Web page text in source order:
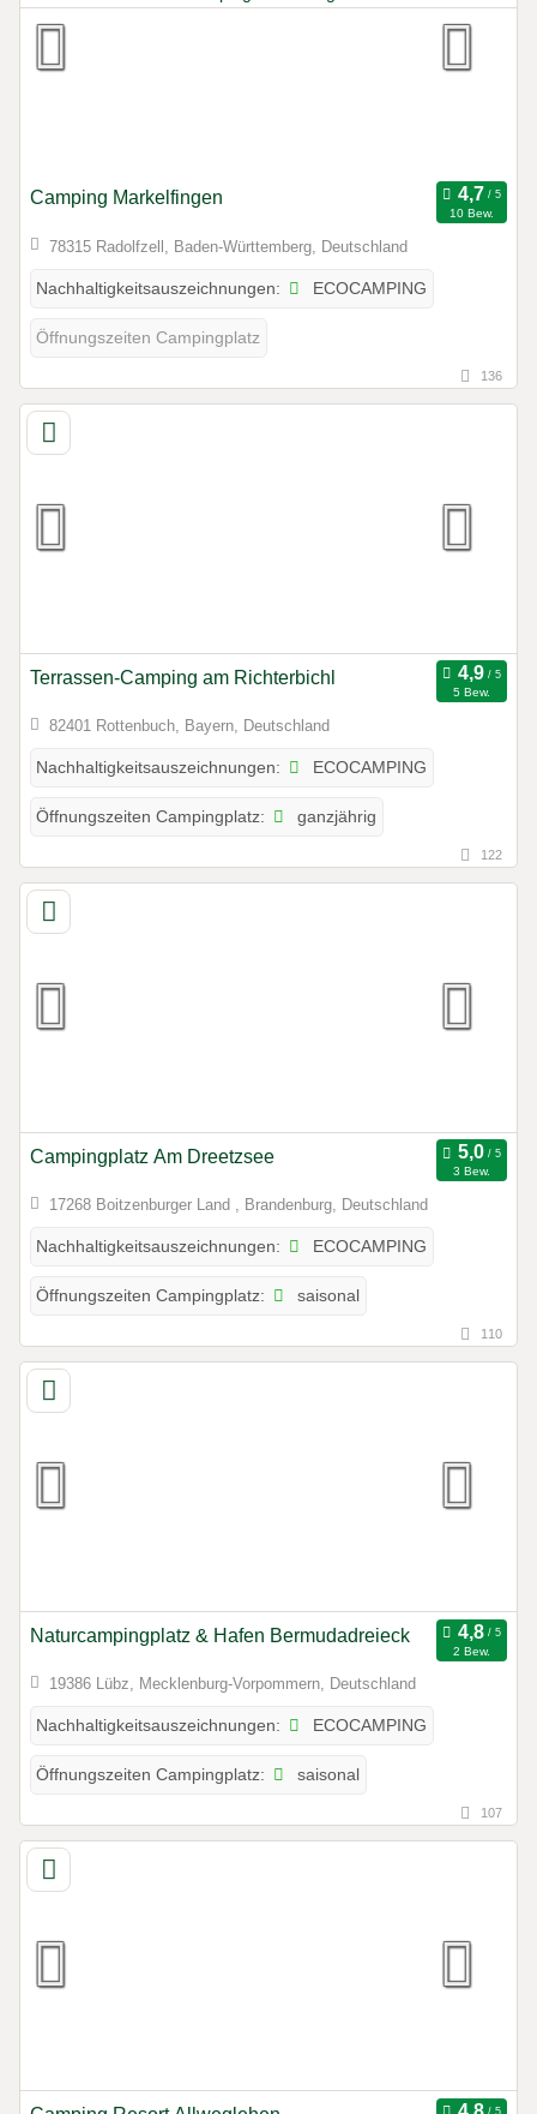
Camping Markelfingen
10 Bew.
78315 Radolfzell, Baden-Württemberg, Deutschland
Nachhaltigkeitsauszeichnungen: ECOCAMPING
Öffnungszeiten Campingplatz
136
Terrassen-Camping am Richterbichl
5 Bew.
82401 Rottenbuch, Bayern, Deutschland
Nachhaltigkeitsauszeichnungen: ECOCAMPING
Öffnungszeiten Campingplatz: ganzjährig
122
Campingplatz Am Dreetzsee
3 Bew.
17268 Boitzenburger Land , Brandenburg, Deutschland
Nachhaltigkeitsauszeichnungen: ECOCAMPING
Öffnungszeiten Campingplatz: saisonal
110
Naturcampingplatz & Hafen Bermudadreieck
2 Bew.
19386 Lübz, Mecklenburg-Vorpommern, Deutschland
Nachhaltigkeitsauszeichnungen: ECOCAMPING
Öffnungszeiten Campingplatz: saisonal
107